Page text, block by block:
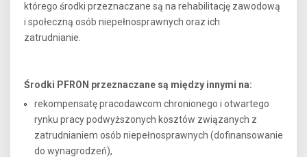
którego środki przeznaczane są na rehabilitację zawodową
i społeczną osób niepełnosprawnych oraz ich
zatrudnianie.
Środki PFRON przeznaczane są między innymi na:
rekompensatę pracodawcom chronionego i otwartego
rynku pracy podwyższonych kosztów związanych z
zatrudnianiem osób niepełnosprawnych (dofinansowanie
do wynagrodzeń),